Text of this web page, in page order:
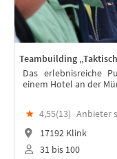
Teambuilding
Das erlebnisreiche
einem Hotel an der
★ 4,55(13) Anbieter
17192 Klink
31 bis 100